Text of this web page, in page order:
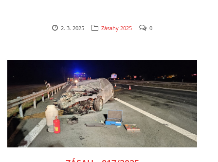
2. 3. 2025 Zásahy 2025 0